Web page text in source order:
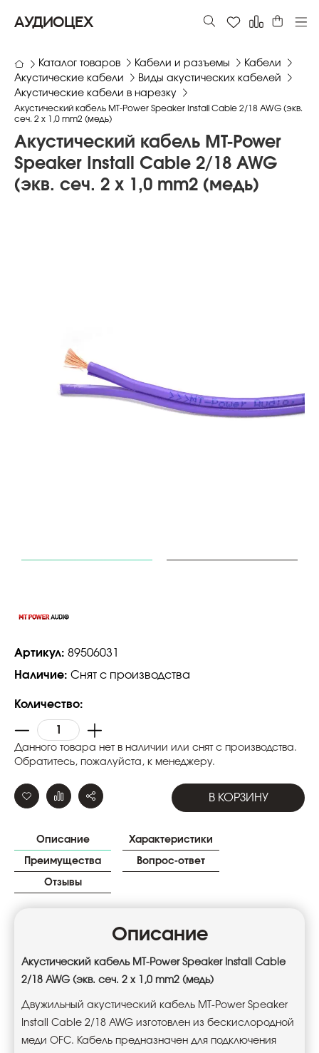
АУДИОЦЕХ
Каталог товаров Кабели и разъемы
Кабели
Акустические кабели
Виды акустических кабелей
Акустические кабели в нарезку
Акустический кабель MT-Power Speaker Install Cable 2/18 AWG (экв.
сеч. 2 x 1,0 mm2 (медь)
Акустический кабель MT-Power
Speaker Install Cable 2/18 AWG
(экв. сеч. 2 x 1,0 mm2 (медь)
Артикул: 89506031
Наличие: Снят с производства
Количество:
Данного товара нет в наличии или снят с производства.
Обратитесь, пожалуйста, к менеджеру.
В КОРЗИНУ
Описание Характеристики
Преимущества Вопрос-ответ
Отзывы
Описание
Акустический кабель MT-Power Speaker Install Cable
2/18 AWG (экв. сеч. 2 x 1,0 mm2 (медь)
Двужильный акустический кабель MT-Power Speaker
Install Cable 2/18 AWG изготовлен из бескислородной
меди OFC. Кабель предназначен для подключения